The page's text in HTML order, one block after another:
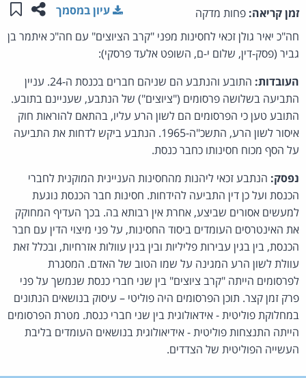
זמן קריאה: פחות מדקה שתפו
עיון במסמך
חה"כ יאיר גולן זכאי לחסינות מפני "קרב הציוצים" עם חה"כ איתמר בן
גביר (פסק-דין, שלום י-ם, השופט אלעד פרסקי):
העובדות:
התובע והנתבע הם שניהם חברים בכנסת ה-24. עניין
התביעה בשלושה פרסומים ("ציוצים") של הנתבע, שעניינם בתובע.
התובע טען כי הפרסומים הם לשון הרע עליו, בהתאם להוראות חוק
איסור לשון הרע, התשכ"ה-1965. הנתבע ביקש לדחות את התביעה
על הסף מכוח חסינותו כחבר כנסת.
נפסק: הנתבע זכאי ליהנות מהחסינות העניינית המוקנית לחברי
הכנסת ועל כן דין התביעה להידחות. חסינות חבר הכנסת נוגעת
למעשים אסורים שביצע, אחרת אין רבותא בה. בכך העדיף המחוקק
את האינטרסים העומדים ביסוד החסינות, על פני מיצוי הדין עם חבר
הכנסת, בין בגין עבירות פליליות ובין בגין עוולות אזרחיות, ובכלל זאת
עוולת לשון הרע המגינה על שמו הטוב של האדם. המסגרת
לפרסומים הייתה "קרב ציוצים" בין שני חברי כנסת שנמשך על פני
פרק זמן קצר. תוכן הפרסומים היה פוליטי – עיסוק בנושאים הנתונים
במחלוקת פוליטית - אידאולוגית בין שני חברי כנסת. מטרת הפרסומים
הייתה התנצחות פוליטית - אידיאולוגית בנושאים העומדים בליבת
העשייה הפוליטית של הצדדים.